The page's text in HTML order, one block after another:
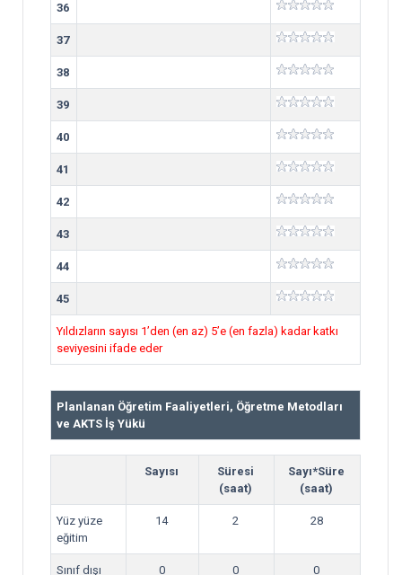
36
37
38
39
40
41
42
43
44
45
Yıldızların sayısı 1’den (en az) 5’e (en fazla) kadar katkı
seviyesini ifade eder
Planlanan Öğretim Faaliyetleri, Öğretme Metodları
ve AKTS İş Yükü
Sayısı
Süresi
(saat)
Sayı*Süre
(saat)
Yüz yüze
eğitim
14 2 28
Sınıf dışı
0 0 0